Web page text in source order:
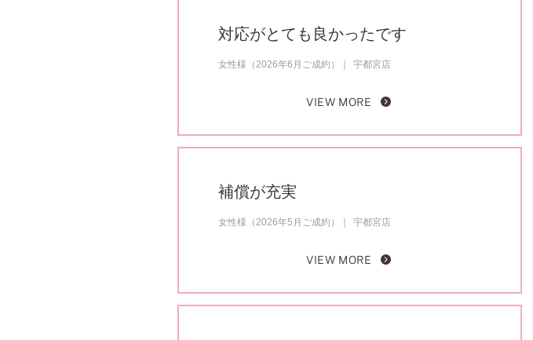
ダイヤモンドシェイプコレクション
ペールブラウンゴールド
オリジンビリーフ
フラワリー
ご購入方法・仕上げ日数
ン
ご来店予約について
対応がとても良かったです
女性様（2026年6月ご成約） 宇都宮店
VIEW MORE
補償が充実
女性様（2026年5月ご成約） 宇都宮店
VIEW MORE